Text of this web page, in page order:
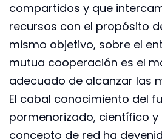
compartidos y que
recursos con el propósito
mismo objetivo, sobre el
mutua cooperación es el
adecuado de alcanzar las
El cabal conocimiento del
pormenorizado, científico
concepto de red ha